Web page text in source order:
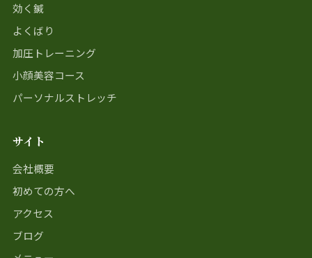
効く鍼
よくばり
加圧トレーニング
小顔美容コース
パーソナルストレッチ
サイト
会社概要
初めての方へ
アクセス
ブログ